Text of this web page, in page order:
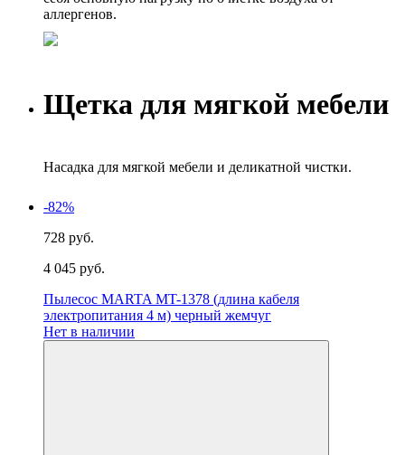
аллергенов.
Щетка для мягкой мебели
Насадка для мягкой мебели и деликатной чистки.
-82%
728 руб.
4 045 руб.
Пылесос MARTA MT-1378 (длина кабеля
электропитания 4 м) черный жемчуг
Нет в наличии